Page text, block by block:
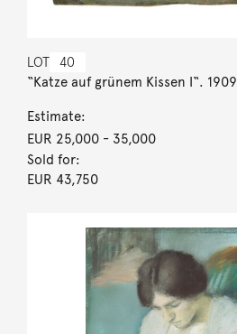
LOT 40
“Katze auf grünem Kissen I“. 1909
Estimate:
EUR 25,000- 35,000
Sold for:
EUR 43,750